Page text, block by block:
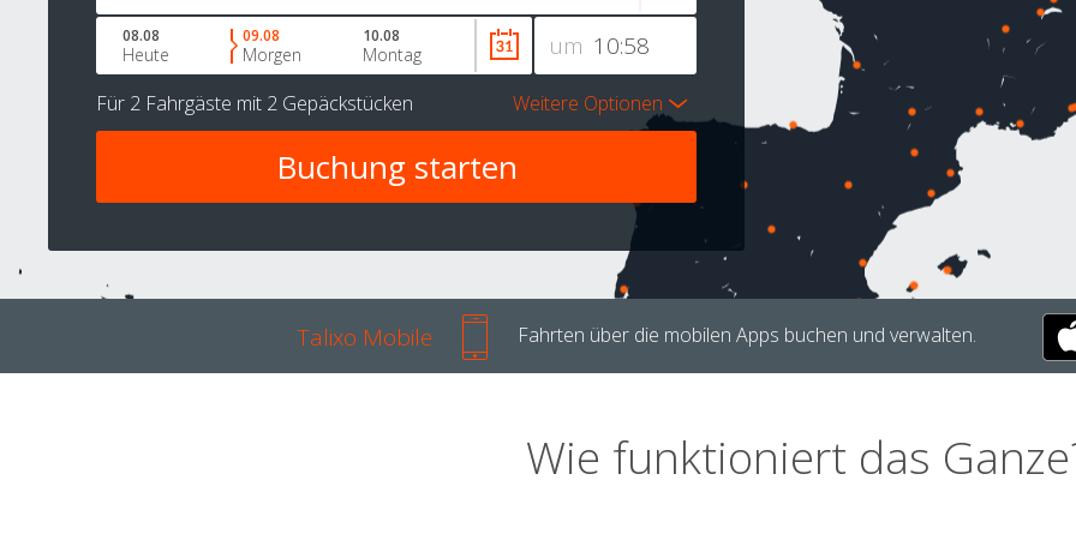
um
08.08
Heute
09.08
Morgen
10.08
Montag
Für 2 Fahrgäste mit 2 Gepäckstücken Weitere Optionen
Talixo Mobile Fahrten über die mobilen Apps buchen und verwalten.
Wie funktioniert das